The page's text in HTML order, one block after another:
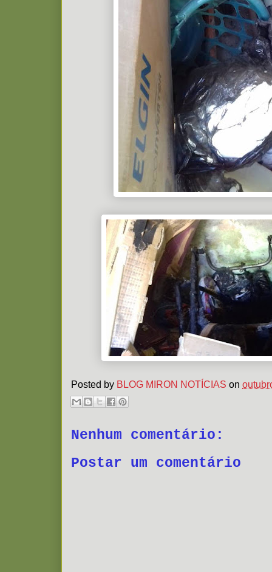
Posted by BLOG MIRON NOTÍCIAS on
Nenhum comentário:
Postar um comentário